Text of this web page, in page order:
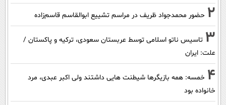
2 حضور محمدجواد ظریف در مراسم تشییع ابوالقاسم قاسم‌زاده
3 تاسیس ناتو اسلامی توسط عربستان سعودی، ترکیه و پاکستان /
علت: ایران
4 خمسه: همه بازیگرها شیطنت هایی داشتند ولی اکبر عبدی، مرد
خانواده بود